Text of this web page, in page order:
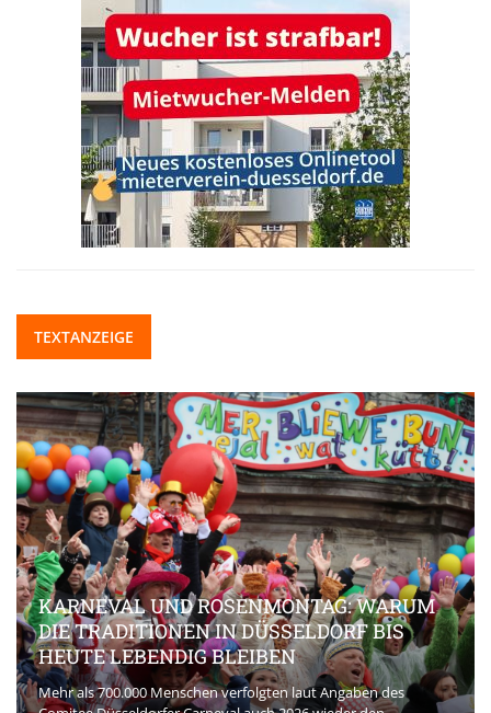
TEXTANZEIGE
KARNEVAL UND ROSENMONTAG: WARUM
DIE TRADITIONEN IN DÜSSELDORF BIS
HEUTE LEBENDIG BLEIBEN
Mehr als 700.000 Menschen verfolgten laut Angaben des